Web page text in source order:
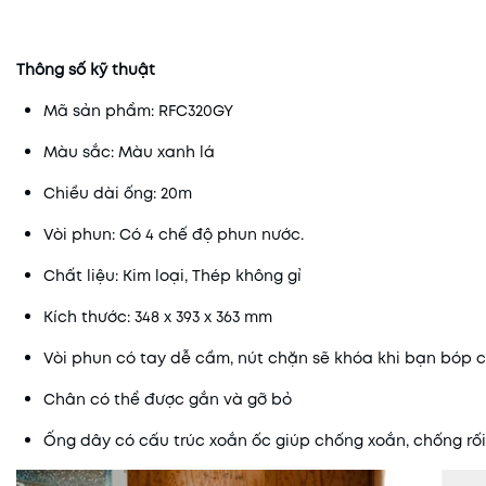
Thông số kỹ thuật
Mã sản phẩm: RFC320GY
Màu sắc: Màu xanh lá
Chiều dài ống: 20m
Vòi phun: Có 4 chế độ phun nước.
Chất liệu: Kim loại, Thép không gỉ
Kích thước: 348 x 393 x 363 mm
Vòi phun có tay dễ cầm, nút chặn sẽ khóa khi bạn bóp
Chân có thể được gắn và gỡ bỏ
Ống dây có cấu trúc xoắn ốc giúp chống xoắn, chống rối